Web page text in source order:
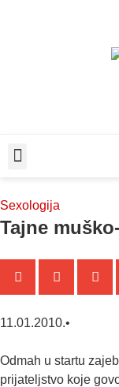
Sexologija
Tajne
11.01.2010.•
Odmah u startu
prijateljstvo koje